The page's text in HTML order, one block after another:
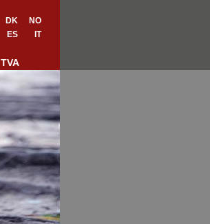
DK
NO
ES IT
TVA